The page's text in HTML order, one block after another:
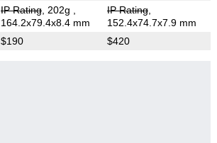
IP Rating, 202g
164.2x79.4x8.4 mm
IP Rating,
152.4x74.7x7.9 mm
$190 $420